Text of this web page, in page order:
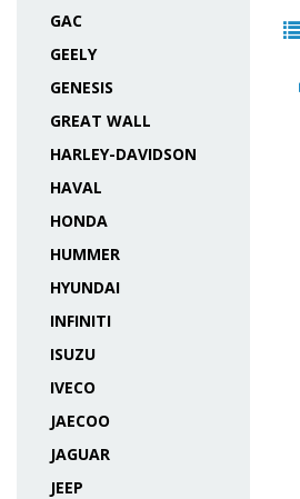
GAC
GEELY
GENESIS
GREAT WALL
HARLEY-DAVIDSON
HAVAL
HONDA
HUMMER
HYUNDAI
INFINITI
ISUZU
IVECO
JAECOO
JAGUAR
JEEP